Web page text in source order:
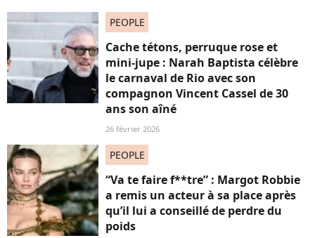
PEOPLE
Cache tétons, perruque rose et
mini-jupe : Narah Baptista célèbre
le carnaval de Rio avec son
compagnon Vincent Cassel de 30
ans son aîné
26 février 2026
PEOPLE
“Va te faire f**tre” : Margot Robbie
a remis un acteur à sa place après
qu’il lui a conseillé de perdre du
poids